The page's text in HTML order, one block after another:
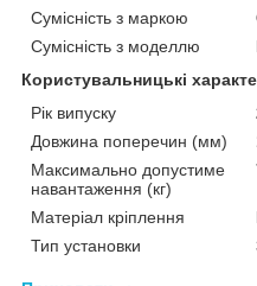
Сумісність з маркою
Сумісність з моделлю
Користувальницькі
Рік випуску
Довжина поперечин (мм)
Максимально допустиме
навантаження (кг)
Матеріал кріплення
Тип установки